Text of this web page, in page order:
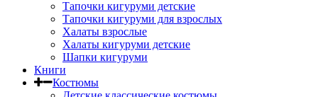
Тапочки кигуруми детские
Тапочки кигуруми для взрослых
Халаты взрослые
Халаты кигуруми детские
Шапки кигуруми
Книги
Костюмы